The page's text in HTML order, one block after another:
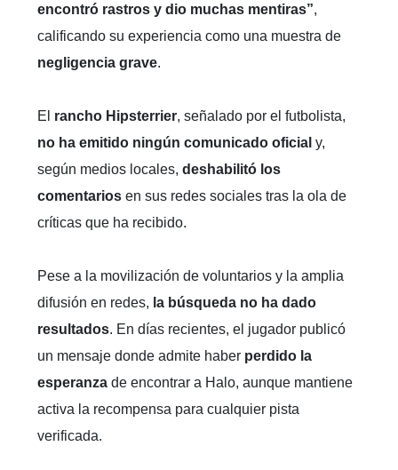
encontró rastros y dio muchas mentiras”,
calificando su experiencia como una muestra de
negligencia grave.
El rancho Hipsterrier, señalado por el futbolista,
no ha emitido ningún comunicado oficial y,
según medios locales, deshabilitó los
comentarios en sus redes sociales tras la ola de
críticas que ha recibido.
Pese a la movilización de voluntarios y la amplia
difusión en redes, la búsqueda no ha dado
resultados. En días recientes, el jugador publicó
un mensaje donde admite haber perdido la
esperanza de encontrar a Halo, aunque mantiene
activa la recompensa para cualquier pista
verificada.